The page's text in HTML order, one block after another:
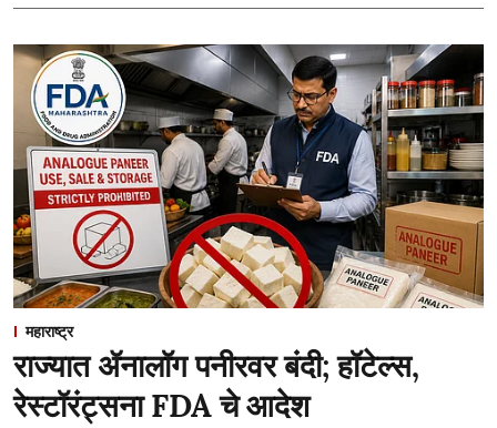
महाराष्ट्र
राज्यात ॲनालॉग पनीरवर बंदी; हॉटेल्स,
रेस्टॉरंट्सना FDA चे आदेश